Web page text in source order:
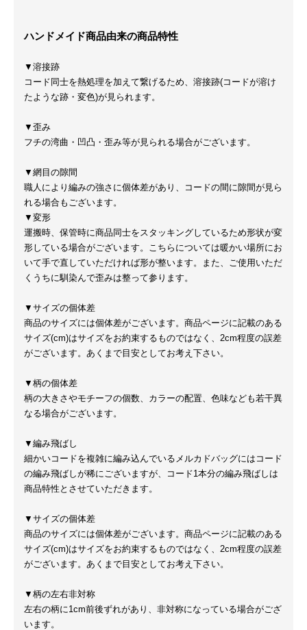
ハンドメイド商品由来の商品特性
▼溶接跡
コード同士を熱処理を加えて繋げるため、溶接跡(コードが溶け
たような跡・変色)が見られます。
▼歪み
フチの湾曲・凹凸・歪み等が見られる場合がございます。
▼網目の隙間
職人により編みの強さに個体差があり、コードの間に隙間が見ら
れる場合もございます。
▼変形
運搬時、保管時に商品同士をスタッキングしているため形状が変
形している場合がございます。こちらについては暖かい場所にお
いて手で直していただければ形が整います。また、ご使用いただ
くうちに馴染んで歪みは整って参ります。
▼サイズの個体差
商品のサイズには個体差がございます。商品ページに記載のある
サイズ(cm)はサイズをお約束するものではなく、2cm程度の誤差
がございます。あくまで目安としてお考え下さい。
▼柄の個体差
柄の大きさやモチーフの個数、カラーの配置、色味なども若干異
なる場合がございます。
▼編み飛ばし
細かいコードを複雑に編み込んでいるメルカドバッグにはコード
の編み飛ばしが稀にございますが、コード1本分の編み飛ばしは
商品特性とさせていただきます。
▼サイズの個体差
商品のサイズには個体差がございます。商品ページに記載のある
サイズ(cm)はサイズをお約束するものではなく、2cm程度の誤差
がございます。あくまで目安としてお考え下さい。
▼柄の左右非対称
左右の柄に1cm前後ずれがあり、非対称になっている場合がござ
います。